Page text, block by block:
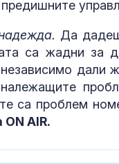
Да
са жадни за
дали
са проблем
AIR.